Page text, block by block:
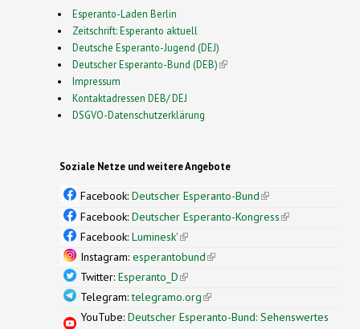
Esperanto-Laden Berlin
Zeitschrift: Esperanto aktuell
Deutsche Esperanto-Jugend (DEJ)
Deutscher Esperanto-Bund (DEB)(link is external)
Impressum
Kontaktadressen DEB/ DEJ
DSGVO-Datenschutzerklärung
Soziale Netze und weitere Angebote
Facebook: Deutscher Esperanto-Bund(link is
external)
Facebook: Deutscher Esperanto-Kongress(link is
Facebook: Luminesk'(link is external)
Instagram: esperantobund(link is external)
Twitter: Esperanto_D(link is external)
Telegram:telegramo.org(link is external)
YouTube: Deutscher Esperanto-Bund: Sehenswertes